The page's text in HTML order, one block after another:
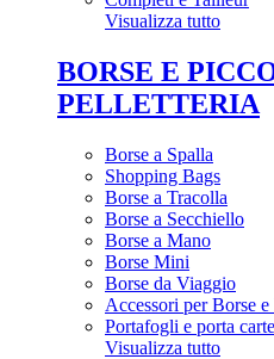
Visualizza tutto
BORSE E
PELLETTERIA
Borse a Spalla
Shopping Bags
Borse a Tracolla
Borse a Secchiello
Borse a Mano
Borse Mini
Borse da Viaggio
Accessori per Borse
Portafogli e porta carte
Visualizza tutto